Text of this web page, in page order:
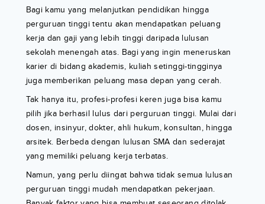
Bagi kamu yang melanjutkan pendidikan hingga
perguruan tinggi tentu akan mendapatkan peluang
kerja dan gaji yang lebih tinggi daripada lulusan
sekolah menengah atas. Bagi yang ingin meneruskan
karier di bidang akademis, kuliah setinggi-tingginya
juga memberikan peluang masa depan yang cerah.
Tak hanya itu, profesi-profesi keren juga bisa kamu
pilih jika berhasil lulus dari perguruan tinggi. Mulai dari
dosen, insinyur, dokter, ahli hukum, konsultan, hingga
arsitek. Berbeda dengan lulusan SMA dan sederajat
yang memiliki peluang kerja terbatas.
Namun, yang perlu diingat bahwa tidak semua lulusan
perguruan tinggi mudah mendapatkan pekerjaan.